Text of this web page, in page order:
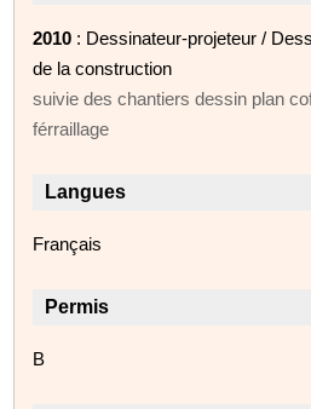
2010 : Dessinateur-projeteur /
de la construction
suivie des chantiers dessin plan
férraillage
Langues
Français
Permis
B